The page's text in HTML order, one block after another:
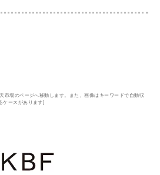
市場のページへ移動します。また、画像はキーワードで自動収
ケースがあります]